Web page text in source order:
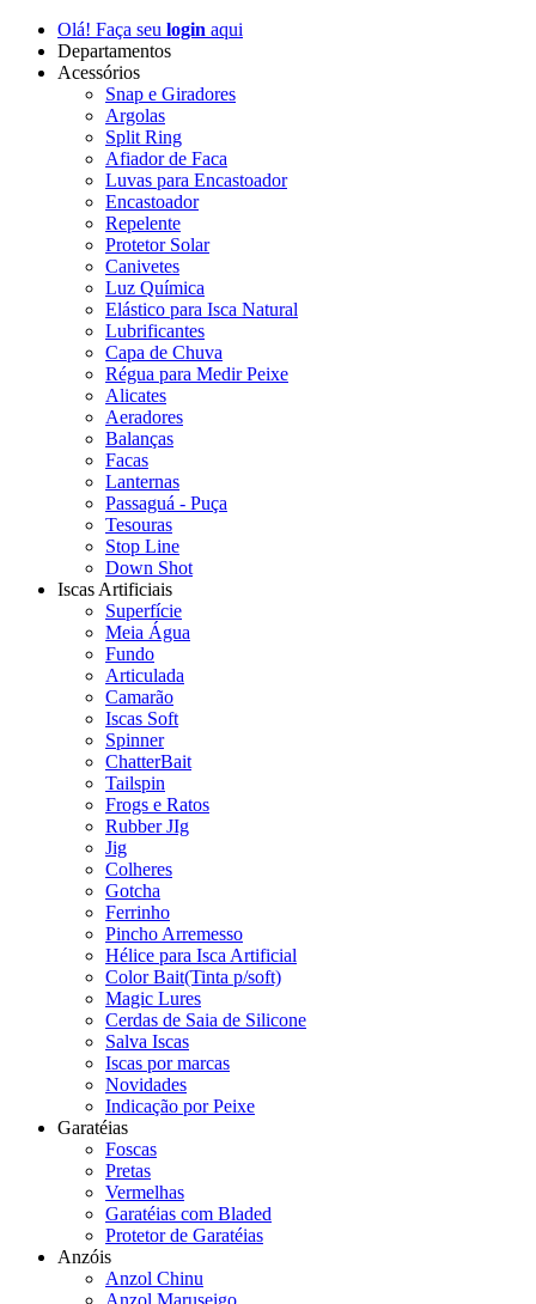
Olá! Faça seu login aqui
Departamentos
Acessórios
Snap e Giradores
Argolas
Split Ring
Afiador de Faca
Luvas para Encastoador
Encastoador
Repelente
Protetor Solar
Canivetes
Luz Química
Elástico para Isca Natural
Lubrificantes
Capa de Chuva
Régua para Medir Peixe
Alicates
Aeradores
Balanças
Facas
Lanternas
Passaguá - Puça
Tesouras
Stop Line
Down Shot
Iscas Artificiais
Superfície
Meia Água
Fundo
Articulada
Camarão
Iscas Soft
Spinner
ChatterBait
Tailspin
Frogs e Ratos
Rubber JIg
Jig
Colheres
Gotcha
Ferrinho
Pincho Arremesso
Hélice para Isca Artificial
Color Bait(Tinta p/soft)
Magic Lures
Cerdas de Saia de Silicone
Salva Iscas
Iscas por marcas
Novidades
Indicação por Peixe
Garatéias
Foscas
Pretas
Vermelhas
Garatéias com Bladed
Protetor de Garatéias
Anzóis
Anzol Chinu
Anzol Maruseigo